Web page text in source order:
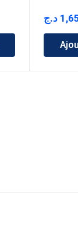
د.ج